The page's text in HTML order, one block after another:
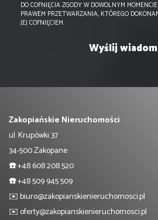
DO COFNIĘCIA ZGODY W DOWOLNYM
PRAWEM PRZETWARZANIA, KTÓREGO
JEJ COFNIĘCIEM.
Zakopiańskie Nieruchomości
ul. Krupówki 37
34-500 Zakopane
☎️+48 608 208 520
☎️+48 509 945 509
✉️biuro@zakopianskienieruchomosci.pl
✉️oferty@zakopianskienieruchomosci.pl